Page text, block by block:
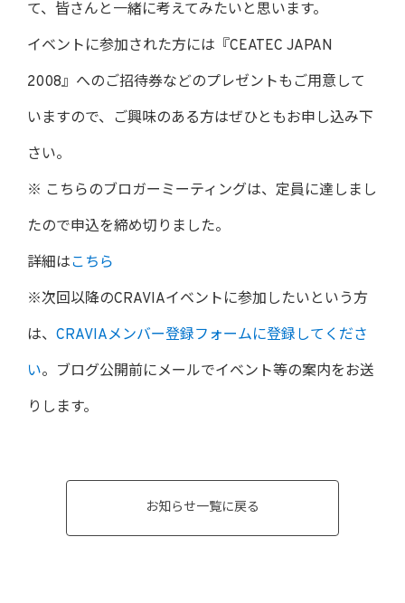
て、皆さんと一緒に考えてみたいと思います。
イベントに参加された方には『CEATEC JAPAN
2008』へのご招待券などのプレゼントもご用意して
いますので、ご興味のある方はぜひともお申し込み下
さい。
※ こちらのブロガーミーティングは、定員に達しまし
たので申込を締め切りました。
詳細はこちら
※次回以降のCRAVIAイベントに参加したいという方
は、 CRAVIAメンバー登録フォームに登録してくださ
い。ブログ公開前にメールでイベント等の案内をお送
りします。
お知らせ一覧に戻る